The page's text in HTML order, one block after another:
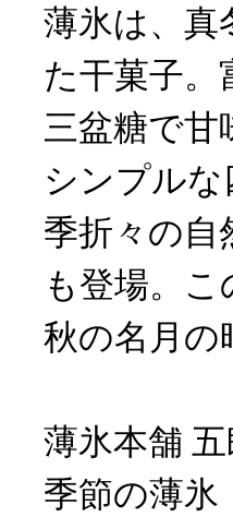
薄氷は、真
た干菓子。
三盆糖で甘
シンプル
季折々の自
も登場。
秋の名月の
薄氷本舗
季節の薄氷